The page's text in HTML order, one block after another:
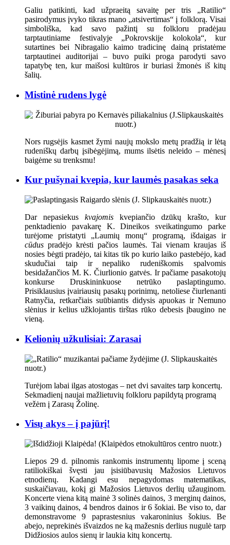
Galiu patikinti, kad užpraeitą savaitę per tris „Ratilio“
pasirodymus įvyko tikras mano „atsivertimas“ į folklorą. Visai
simboliška, kad savo pažintį su folkloru pradėjau
tarptautiniame festivalyje „Pokrovskije kolokola“, kur
sutartines bei Nibragalio kaimo tradicinę dainą pristatėme
tarptautinei auditorijai – buvo puiki proga parodyti savo
tapatybę ten, kur maišosi kultūros ir buriasi žmonės iš kitų
šalių.
Mistinė rudens lygė
Nors rugsėjis kasmet žymi naujų mokslo metų pradžią ir lėtą
rudeniškų darbų įsibėgėjimą, mums ilsėtis neleido – mėnesį
baigėme su trenksmu!
Kur pušynai kvepia, kur laumės pasakas seka
Dar nepasiekus kvajomis kvepiančio dzūkų krašto, kur
penktadienio pavakarę K. Dineikos sveikatingumo parke
turėjome pristatyti „Laumių monų“ programą, išdaigas ir
cūdus pradėjo krėsti pačios laumės. Tai vienam kraujas iš
nosies bėgti pradėjo, tai kitas tik po kurio laiko pastebėjo, kad
skudučiai taip ir nepaliko rudeniškomis spalvomis
besidažančios M. K. Čiurlionio gatvės. Ir pačiame pasakotojų
konkurse Druskininkuose netrūko paslaptingumo.
Prisiklausius įvairiausių pasakų porinimų, netoliese čiurlenanti
Ratnyčia, retkarčiais suūbiantis didysis apuokas ir Nemuno
slėnius ir kelius užklojantis tirštas rūko debesis įbaugino ne
vieną.
Kelionių užkulisiai: Zarasai
Turėjom labai ilgas atostogas – net dvi savaites tarp koncertų.
Sekmadienį naujai mažlietuvių folkloru papildytą programą
vežėm į Zarasų Žolinę.
Visų akys – į pajūrį!
Liepos 29 d. pilnomis rankomis instrumentų lipome į sceną
ratiliokiškai švęsti jau įsisiūbavusių Mažosios Lietuvos
etnodienų. Kadangi esu nepagydomas matematikas,
suskaičiavau, kokį gi Mažosios Lietuvos derlių užauginom.
Koncerte viena kitą mainė 3 solinės dainos, 3 merginų dainos,
3 vaikinų dainos, 4 bendros dainos ir 6 šokiai. Be viso to, dar
demonstravome 9 paprastesnius vakaroninius šokius. Be
abejo, neprekinės išvaizdos ne ką mažesnis derlius nugulė tarp
Didžiosios aulos sienų ir laukia kitų koncertų.